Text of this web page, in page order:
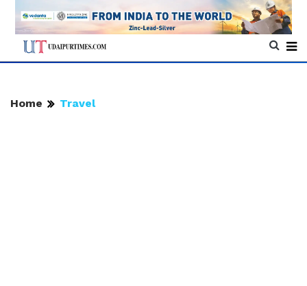
Home Travel